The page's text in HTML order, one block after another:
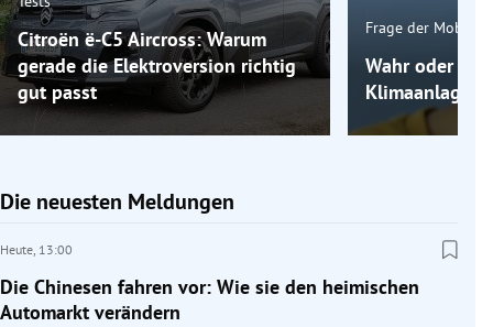
Citroën ë-C5 Aircross: Warum
gerade die Elektroversion richtig
gut passt
Frage der
Wahr oder
Klimaanlage
Die neuesten Meldungen
Heute, 13:00
Die Chinesen fahren vor: Wie sie den heimischen
Automarkt verändern